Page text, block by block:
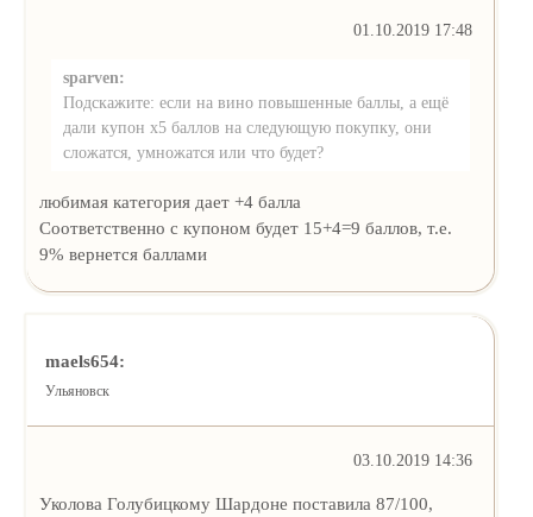
01.10.2019 17:48
sparven:
Подскажите: если на вино повышенные баллы, а ещё
дали купон х5 баллов на следующую покупку, они
сложатся, умножатся или что будет?
любимая категория дает +4 балла
Соответственно с купоном будет 15+4=9 баллов, т.е.
9% вернется баллами
maels654:
Ульяновск
03.10.2019 14:36
Уколова Голубицкому Шардоне поставила 87/100,